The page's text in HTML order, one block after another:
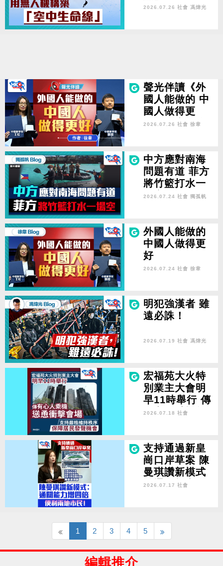
2026.07.26 社會 馮煒光
聲光伴讀《外
國人能做的 中
國人做得更
好》作者：徐
2026.07.26 社會 徐韋
中方應對南海
問題有道 菲方
將竹籃打水一
場空
2026.07.24 社會 獨孤帆
外國人能做的
中國人做得更
好
2026.07.24 社會 徐韋
明犯強漢者 雖
遠必誅！
2026.07.19 社會 馮煒光
宏福苑大火特
別業主大會明
早11時舉行 傳
有心人乘機慫
序 保障居民發
聲機會
2026.07.18 社會
支持通過新皇
崗口岸草案 陳
曼琪讚新模式
︰通關能力增
2026.07.17 社會
1 2 3 4 5
編輯推介